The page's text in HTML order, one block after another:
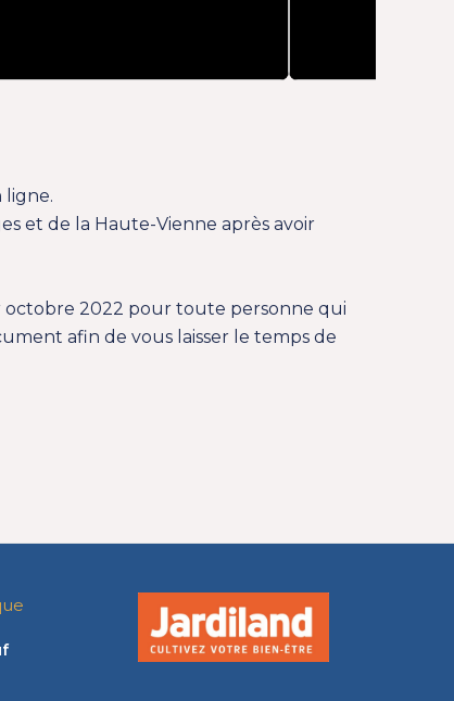
ligne.
et de la Haute-Vienne après avoir
octobre 2022 pour toute personne qui
afin de vous laisser le temps de